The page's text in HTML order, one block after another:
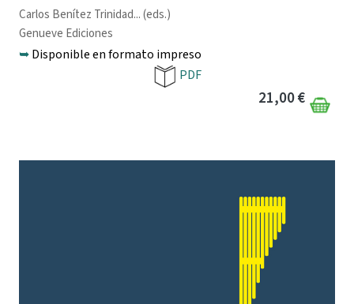
Carlos Benítez Trinidad... (eds.)
Genueve Ediciones
➥Disponible en formato impreso
PDF
21,00 €